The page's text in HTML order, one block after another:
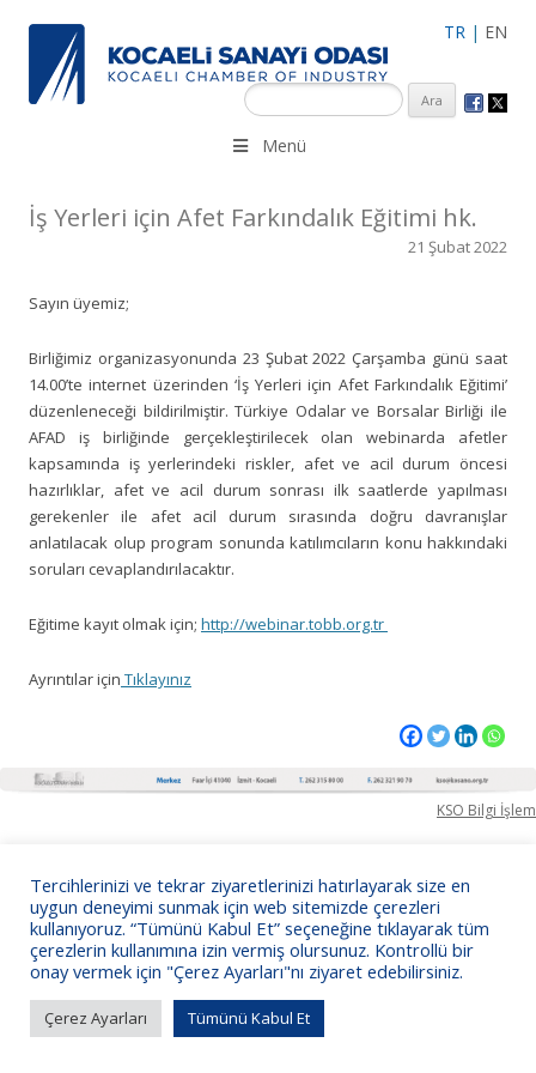
TR | EN
KSO 3500’ü aşkın sanayi kuruluşuna uzman çalışanları ile İzmit
Merkez, Çayırova, Dilovası, Gebze ve İMES OSB’deki ofisleri ile
Menü
İş Yerleri için Afet Farkındalık Eğitimi hk.
21 Şubat 2022
Sayın üyemiz;
Birliğimiz organizasyonunda 23 Şubat 2022 Çarşamba günü saat
14.00’te internet üzerinden ‘İş Yerleri için Afet Farkındalık Eğitimi’
düzenleneceği bildirilmiştir. Türkiye Odalar ve Borsalar Birliği ile
AFAD iş birliğinde gerçekleştirilecek olan webinarda afetler
kapsamında iş yerlerindeki riskler, afet ve acil durum öncesi
hazırlıklar, afet ve acil durum sonrası ilk saatlerde yapılması
gerekenler ile afet acil durum sırasında doğru davranışlar
anlatılacak olup program sonunda katılımcıların konu hakkındaki
soruları cevaplandırılacaktır.
Eğitime kayıt olmak için; http://webinar.tobb.org.tr
Ayrıntılar için Tıklayınız
KSO Bilgi İşlem
Tercihlerinizi ve tekrar ziyaretlerinizi hatırlayarak size en
uygun deneyimi sunmak için web sitemizde çerezleri
kullanıyoruz. “Tümünü Kabul Et” seçeneğine tıklayarak tüm
çerezlerin kullanımına izin vermiş olursunuz. Kontrollü bir
onay vermek için "Çerez Ayarları"nı ziyaret edebilirsiniz.
Çerez Ayarları Tümünü Kabul Et